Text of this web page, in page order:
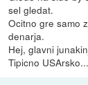
sel gledat.
Ocitno gre samo
denarja.
Hej, glavni
Tipicno USArsko...